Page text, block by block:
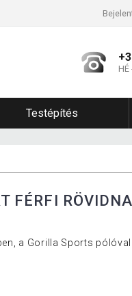
HÉ
Testépítés
FÉRFI
a Gorilla Sports